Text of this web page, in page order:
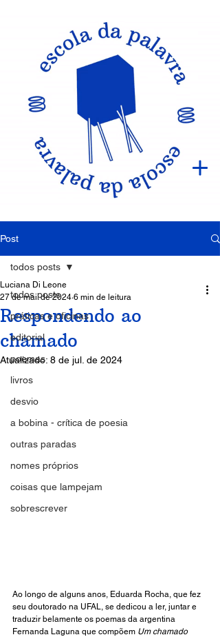
Post
todos posts
práticas e oficinas
editorial
poemas
livros
desvio
a bobina - crítica de poesia
outras paradas
nomes próprios
coisas que lampejam
sobrescrever
todos posts
Respondendo ao
chamado
Luciana Di Leone
27 de mai. de 2024 6 min de leitura
Atualizado: 8 de jul. de 2024
Ao longo de alguns anos, Eduarda Rocha, que fez
seu doutorado na UFAL, se dedicou a ler, juntar e
traduzir belamente os poemas da argentina
Fernanda Laguna que compõem Um chamado